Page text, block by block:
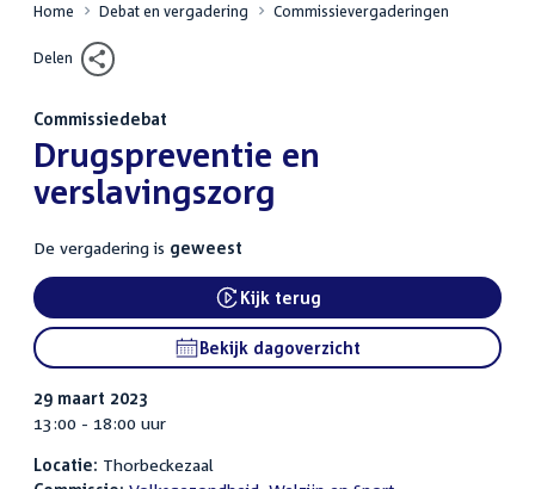
Home Debat en vergadering Commissievergaderingen
Delen
Commissiedebat
:Drugspreventie en
verslavingszorg
De vergadering is geweest
External link:
Kijk terug
Bekijk dagoverzicht
29 maart 2023
13:00 - 18:00 uur
Locatie: Thorbeckezaal